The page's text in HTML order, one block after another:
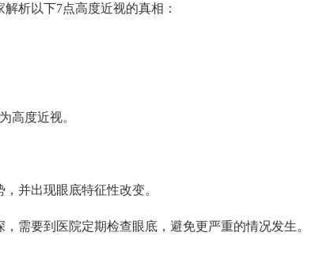
析以下7点高度近视的真相：
高度近视。
并出现眼底特征性改变。
需要到医院定期检查眼底，避免更严重的情况发生。